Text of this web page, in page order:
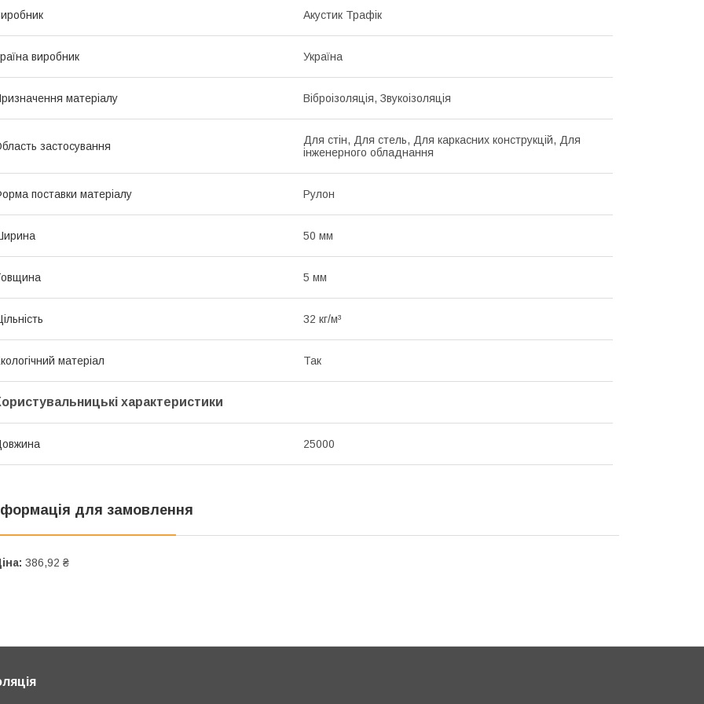
Акустик Трафік
виробник Україна
матеріалу Віброізоляція, Звукоізоляція
застосування
Для стін, Для стель, Для каркасних конструкцій, Для
інженерного обладнання
поставки матеріалу Рулон
50 мм
5 мм
32 кг/м³
матеріал Так
характеристики
25000
для замовлення
386,92 ₴